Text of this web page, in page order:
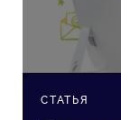
СТАТЬЯ